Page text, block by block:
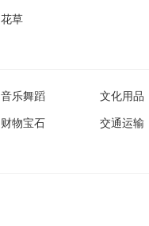
花草
音乐舞蹈 文化用品
财物宝石 交通运输